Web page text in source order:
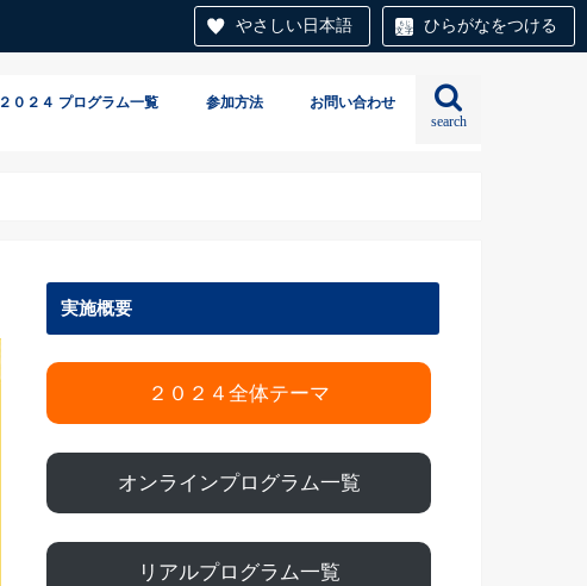
やさしい日本語 ひらがなをつける
search
２０２４ プログラム一覧 参加方法 お問い合わせ
実施概要
２０２４全体テーマ
オンラインプログラム一覧
リアルプログラム一覧